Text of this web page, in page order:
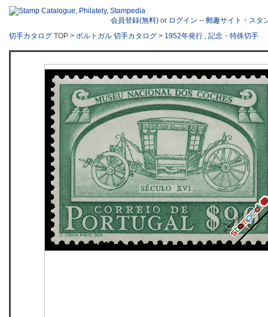
会員登録(無料) or ログイン -- 郵趣サイト・スタ
切手カタログ TOP > ポルトガル 切手カタログ > 1952年発行 , 記念・特殊切手